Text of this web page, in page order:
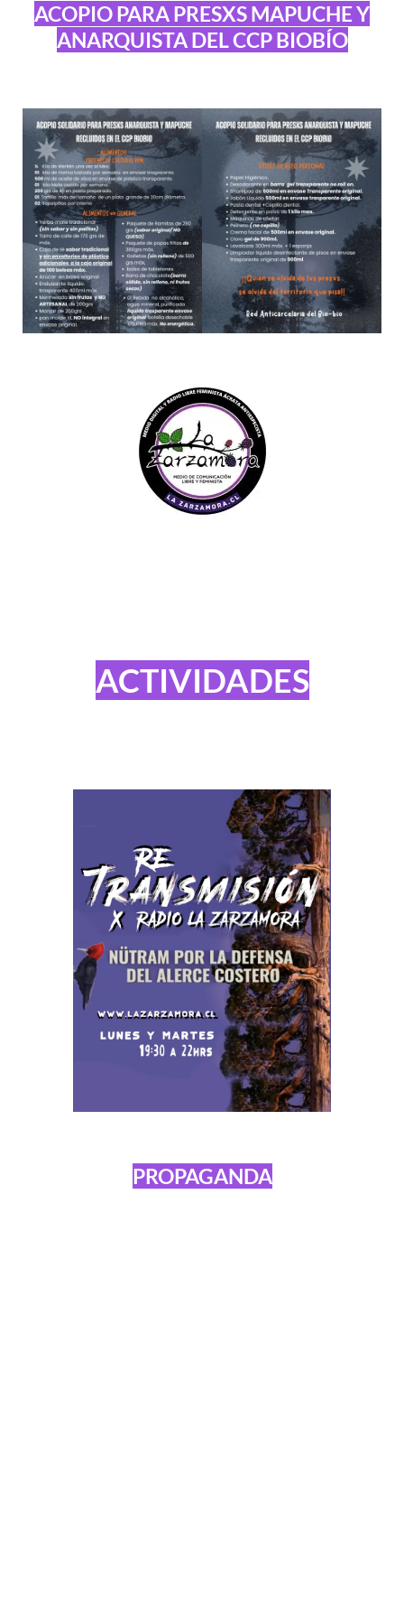
ACOPIO PARA PRESXS MAPUCHE Y
ANARQUISTA DEL CCP BIOBÍO
ACTIVIDADES
PROPAGANDA